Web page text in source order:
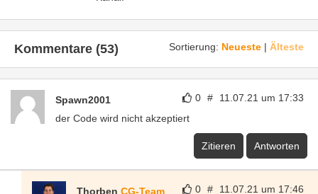
Sortierung: Neueste | Älteste
Kommentare (53)
0 # 11.07.21 um 17:33
Spawn2001
der Code wird nicht akzeptiert
Zitieren Antworten
0 # 11.07.21 um 17:46
Thorben CG-Team